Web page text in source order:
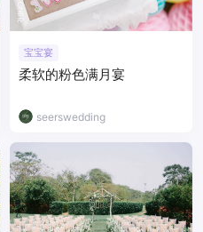
宝宝宴
柔软的粉色满月宴
seerswedding